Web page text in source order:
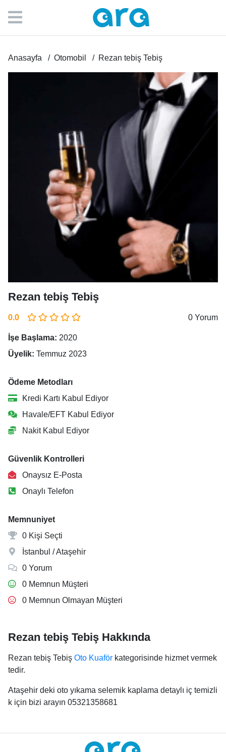
Anasayfa Otomobil Rezan tebiş Tebiş
Rezan tebiş Tebiş
0.0 0 Yorum
İşe Başlama: 2020
Üyelik: Temmuz 2023
Ödeme Metodları
Kredi Kartı Kabul Ediyor
Havale/EFT Kabul Ediyor
Nakit Kabul Ediyor
Güvenlik Kontrolleri
Onaysız E-Posta
Onaylı Telefon
Memnuniyet
0 Kişi Seçti
İstanbul / Ataşehir
0 Yorum
0 Memnun Müşteri
0 Memnun Olmayan Müşteri
Rezan tebiş Tebiş Hakkında
Rezan tebiş Tebiş Oto Kuaför kategorisinde hizmet vermek
tedir.
Ataşehir deki oto yıkama selemik kaplama detaylı iç temizli
k için bizi arayın 05321358681